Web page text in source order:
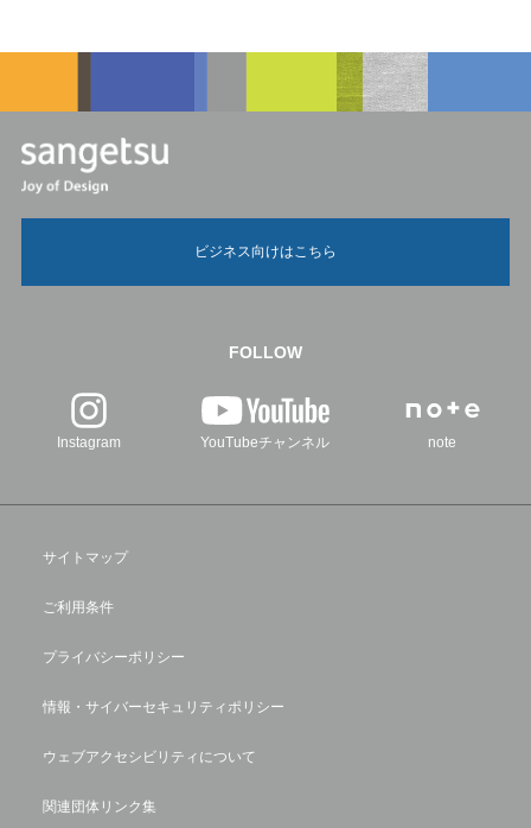
ビジネス向けはこちら
FOLLOW
Instagram YouTubeチャンネル note
サイトマップ
ご利用条件
プライバシーポリシー
情報・サイバーセキュリティポリシー
ウェブアクセシビリティについて
関連団体リンク集